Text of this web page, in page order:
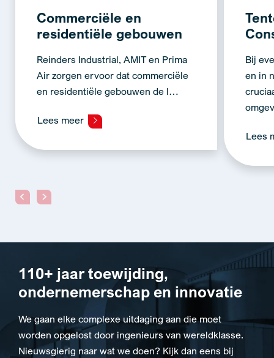
Commerciële en
residentiële gebouwen
Reinders Industrial, AMIT en Prima
Air zorgen ervoor dat commerciële
en residentiële gebouwen de l…
Lees meer
Bij
en in
Lees
110+ jaar toewijding,
ondernemerschap en innovatie
We gaan elke complexe uitdaging aan die moet
worden opgelost door ingenieurs van wereldklasse.
Nieuwsgierig naar wat we doen? Kijk dan eens bij